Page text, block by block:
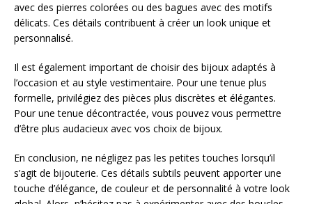
avec des pierres colorées ou des bagues avec des motifs
délicats. Ces détails contribuent à créer un look unique et
personnalisé.
Il est également important de choisir des bijoux adaptés à
l’occasion et au style vestimentaire. Pour une tenue plus
formelle, privilégiez des pièces plus discrètes et élégantes.
Pour une tenue décontractée, vous pouvez vous permettre
d’être plus audacieux avec vos choix de bijoux.
En conclusion, ne négligez pas les petites touches lorsqu’il
s’agit de bijouterie. Ces détails subtils peuvent apporter une
touche d’élégance, de couleur et de personnalité à votre look